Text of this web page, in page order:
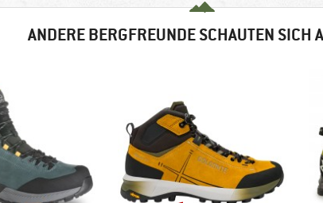
ANDERE BERGFREUNDE SCHAUTEN SICH